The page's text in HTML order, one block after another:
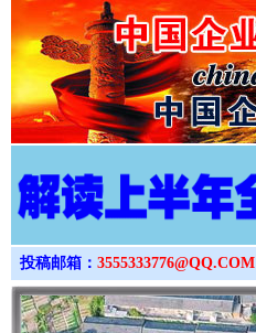
投稿邮箱： 3555333776@QQ.COM